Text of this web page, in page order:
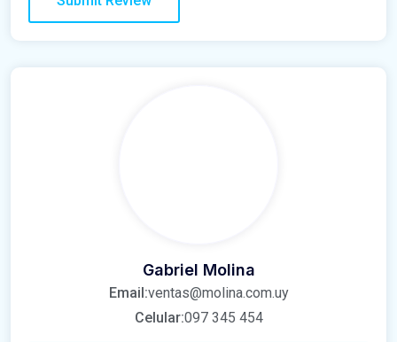
Gabriel Molina
Email:ventas@molina.com.uy
Celular:097 345 454